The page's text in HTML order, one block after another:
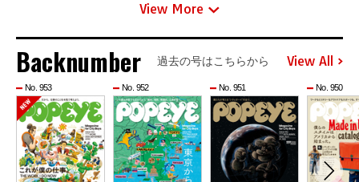
View More
Backnumber 過去の号はこちらから View All
No. 953 No. 952 No. 951 No. 950